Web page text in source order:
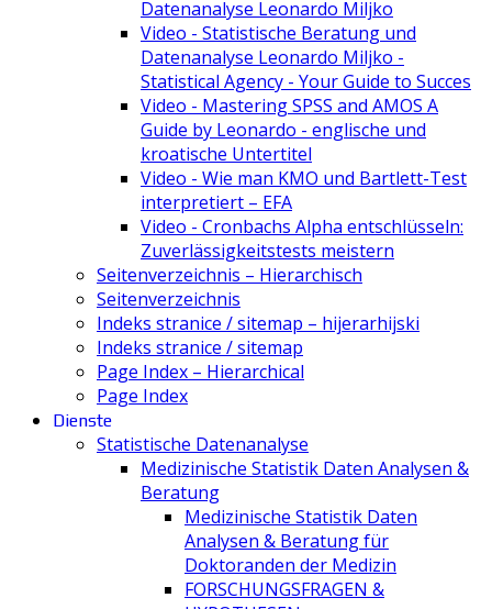
Datenanalyse Leonardo Miljko
Video - Statistische Beratung und
Datenanalyse Leonardo Miljko -
Statistical Agency - Your Guide to Succes
Video - Mastering SPSS and AMOS A
Guide by Leonardo - englische und
kroatische Untertitel
Video - Wie man KMO und Bartlett-Test
interpretiert – EFA
Video - Cronbachs Alpha entschlüsseln:
Zuverlässigkeitstests meistern
Seitenverzeichnis – Hierarchisch
Seitenverzeichnis
Indeks stranice / sitemap – hijerarhijski
Indeks stranice / sitemap
Page Index – Hierarchical
Page Index
Dienste
Statistische Datenanalyse
Medizinische Statistik Daten Analysen &
Beratung
Medizinische Statistik Daten
Analysen & Beratung für
Doktoranden der Medizin
FORSCHUNGSFRAGEN &